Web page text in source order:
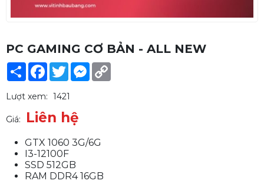
PC GAMING CƠ BẢN - ALL NEW
Share Facebook
TwitterMessenger
Lượt xem: 1421
Giá: Liên hệ
GTX 1060 3G/6G
I3-12100F
SSD 512GB
RAM DDR4 16GB